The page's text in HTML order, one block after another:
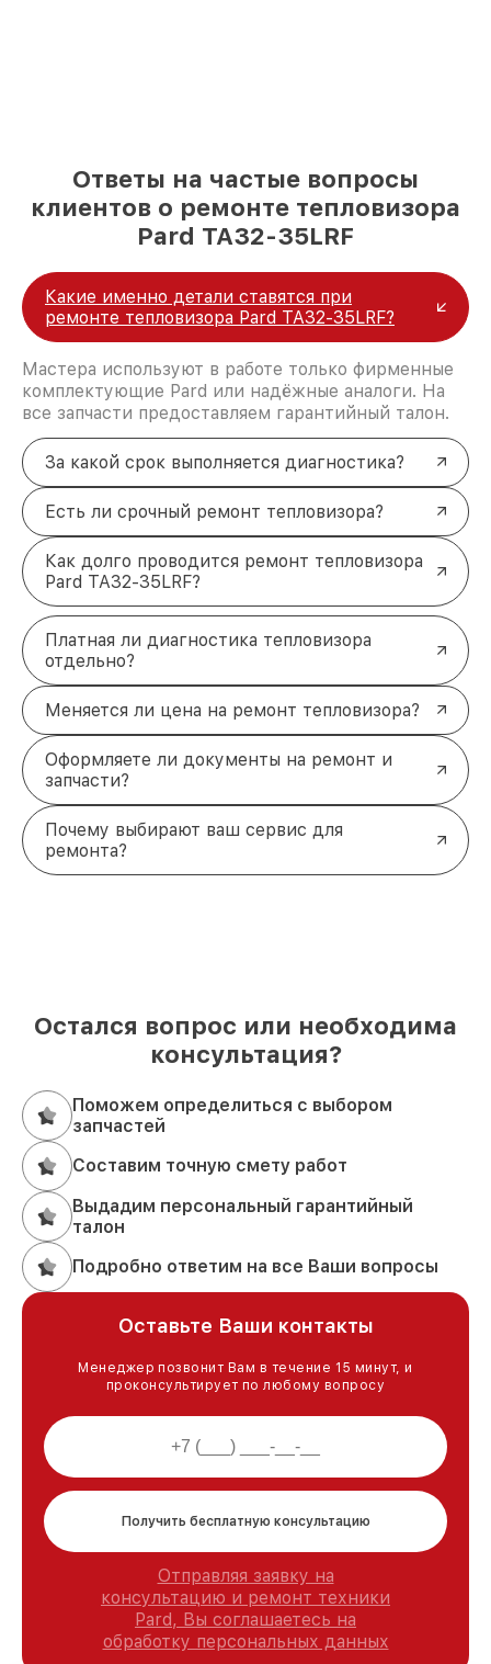
Ответы на частые вопросы
клиентов о ремонте тепловизора
Pard TA32-35LRF
Какие именно детали ставятся при
ремонте тепловизора Pard TA32-35LRF?
Мастера используют в работе только фирменные
комплектующие Pard или надёжные аналоги. На
все запчасти предоставляем гарантийный талон.
За какой срок выполняется диагностика?
Есть ли срочный ремонт тепловизора?
Как долго проводится ремонт тепловизора
Pard TA32-35LRF?
Платная ли диагностика тепловизора
отдельно?
Меняется ли цена на ремонт тепловизора?
Оформляете ли документы на ремонт и
запчасти?
Почему выбирают ваш сервис для
ремонта?
Остался вопрос или необходима
консультация?
Поможем определиться с выбором
запчастей
Составим точную смету работ
Выдадим персональный гарантийный
талон
Подробно ответим на все Ваши вопросы
Оставьте Ваши контакты
Менеджер позвонит Вам в течение 15 минут, и
проконсультирует по любому вопросу
Получить бесплатную консультацию
Отправляя заявку на
консультацию и ремонт техники
Pard, Вы соглашаетесь на
обработку персональных данных